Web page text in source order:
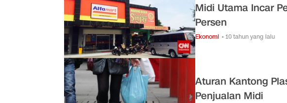
Midi Utama Incar
Persen
Ekonomi • 10 tahun yang lalu
Aturan Kantong
Penjualan Midi